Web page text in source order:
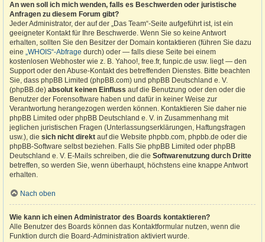
An wen soll ich mich wenden, falls es Beschwerden oder juristische
Anfragen zu diesem Forum gibt?
Jeder Administrator, der auf der „Das Team“-Seite aufgeführt ist, ist ein
geeigneter Kontakt für Ihre Beschwerde. Wenn Sie so keine Antwort
erhalten, sollten Sie den Besitzer der Domain kontaktieren (führen Sie dazu
eine „WHOIS“-Abfrage durch) oder — falls diese Seite bei einem
kostenlosen Webhoster wie z. B. Yahoo!, free.fr, funpic.de usw. liegt — den
Support oder den Abuse-Kontakt des betreffenden Dienstes. Bitte beachten
Sie, dass phpBB Limited (phpBB.com) und phpBB Deutschland e. V.
(phpBB.de) absolut keinen Einfluss auf die Benutzung oder den oder die
Benutzer der Forensoftware haben und dafür in keiner Weise zur
Verantwortung herangezogen werden können. Kontaktieren Sie daher nie
phpBB Limited oder phpBB Deutschland e. V. in Zusammenhang mit
jeglichen juristischen Fragen (Unterlassungserklärungen, Haftungsfragen
usw.), die sich nicht direkt auf die Website phpbb.com, phpbb.de oder die
phpBB-Software selbst beziehen. Falls Sie phpBB Limited oder phpBB
Deutschland e. V. E-Mails schreiben, die die Softwarenutzung durch Dritte
betreffen, so werden Sie, wenn überhaupt, höchstens eine knappe Antwort
erhalten.
Nach oben
Wie kann ich einen Administrator des Boards kontaktieren?
Alle Benutzer des Boards können das Kontaktformular nutzen, wenn die
Funktion durch die Board-Administration aktiviert wurde.